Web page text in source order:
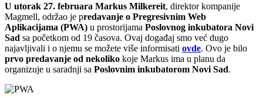
U utorak 27. februara Markus Milkereit, direktor kompanije
Magmell, održao je predavanje o Pregresivnim Web
Aplikacijama (PWA) u prostorijama Poslovnog inkubatora Novi
Sad sa početkom od 19 časova. Ovaj događaj smo već dugo
najavljivali i o njemu se možete više informisati ovde. Ovo je bilo
prvo predavanje od nekoliko koje Markus ima u planu da
organizuje u saradnji sa Poslovnim inkubatorom Novi Sad.